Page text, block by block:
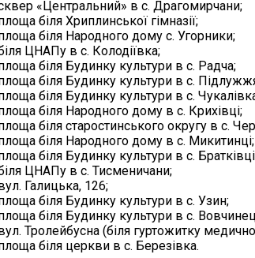
«Центральний» в с. Драгомирчани;
біля Хриплинської гімназії;
біля Народного дому с. Угорники;
ЦНАПу в с. Колодіївка;
біля Будинку культури в с. Радча;
біля Будинку культури в с.
біля Будинку культури в с.
біля Народного дому в с. Крихівці;
біля старостинського округу в с.
біля Народного дому в с. Микитинці;
біля Будинку культури в с.
ЦНАПу в с. Тисменичани;
Галицька, 126;
біля Будинку культури в с. Узин;
біля Будинку культури в с.
Тролейбусна (біля гуртожитку
біля церкви в с. Березівка.